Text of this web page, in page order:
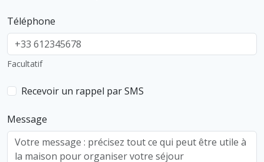
Téléphone
Facultatif
Recevoir un rappel par SMS
Message